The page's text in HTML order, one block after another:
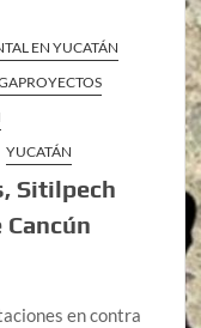
EN YUCATÁN
YUCATÁN
Sitilpech
en contra